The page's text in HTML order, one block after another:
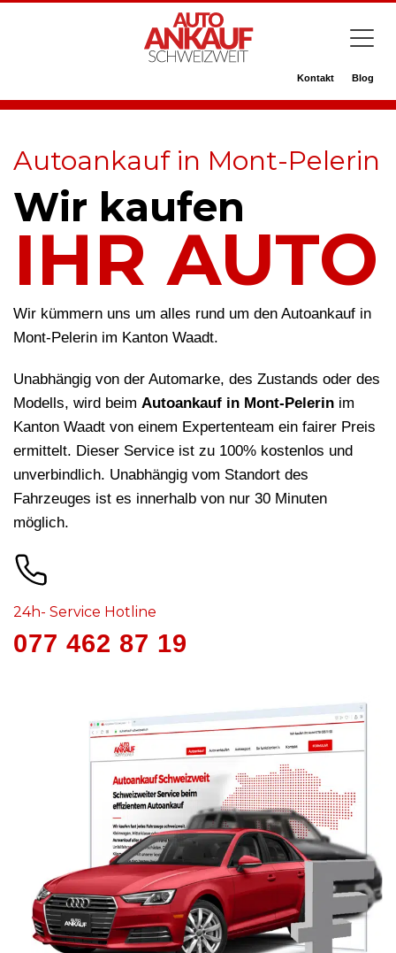
Kontakt Blog
Autoankauf in Mont-Pelerin
Wir kaufen
IHR AUTO
Wir kümmern uns um alles rund um den Autoankauf in
Mont-Pelerin im Kanton Waadt.
Unabhängig von der Automarke, des Zustands oder des
Modells, wird beim Autoankauf in Mont-Pelerin im
Kanton Waadt von einem Expertenteam ein fairer Preis
ermittelt. Dieser Service ist zu 100% kostenlos und
unverbindlich. Unabhängig vom Standort des
Fahrzeuges ist es innerhalb von nur 30 Minuten
möglich.
24h- Service Hotline
077 462 87 19